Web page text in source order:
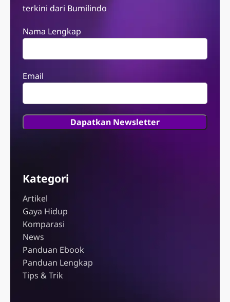
terkini dari Bumilindo
Nama Lengkap
Email
Kategori
Artikel
Gaya Hidup
Komparasi
News
Panduan Ebook
Panduan Lengkap
Tips & Trik